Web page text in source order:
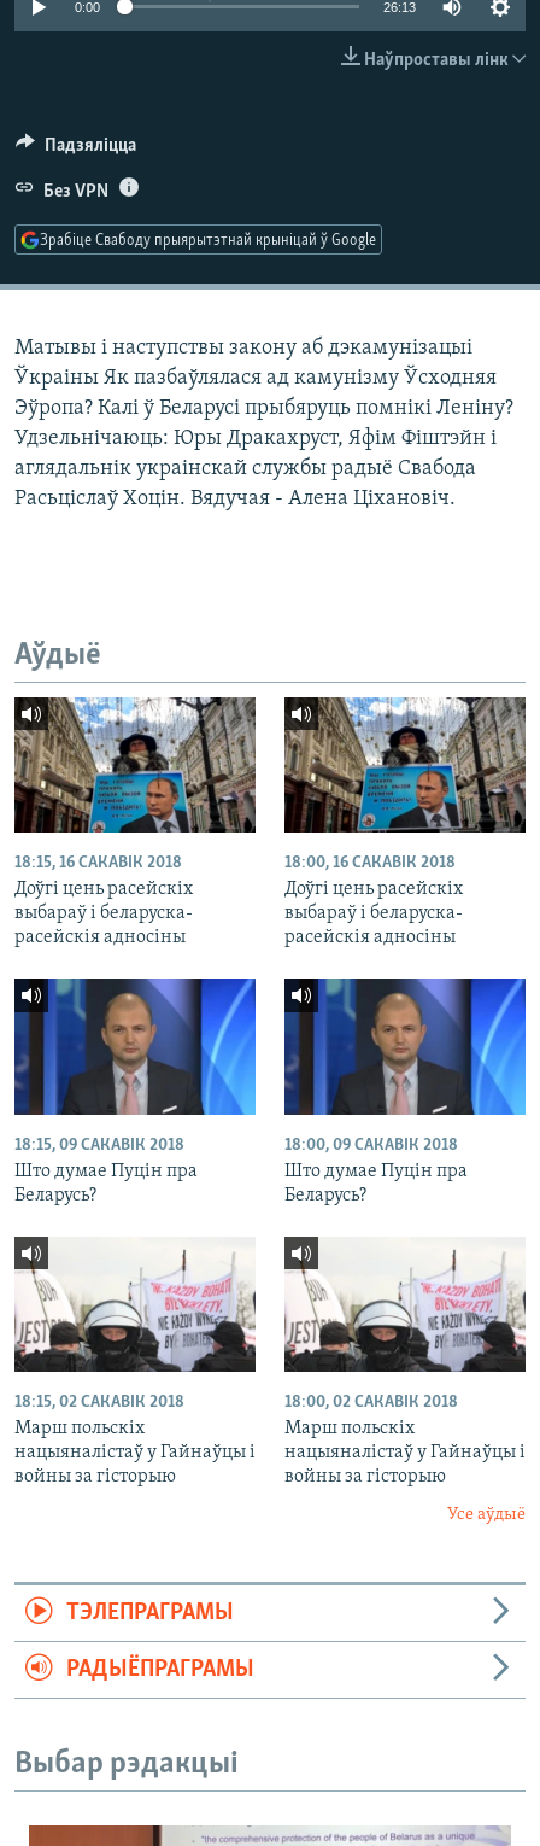
КУЛЬТУРА
МОВА0:00 26:13
Наўпроставы лінк
Падзяліцца
Без VPN
Зрабіце Свабоду прыярытэтнай крыніцай ў Google
Матывы і наступствы закону аб дэкамунізацыі
Ўкраіны Як пазбаўлялася ад камунізму Ўсходняя
Эўропа? Калі ў Беларусі прыбяруць помнікі Леніну?
Удзельнічаюць: Юры Дракахруст, Яфім Фіштэйн і
аглядальнік украінскай службы радыё Свабода
Расьціслаў Хоцін. Вядучая - Алена Ціхановіч.
Аўдыё
18:15, 16 САКАВІК 2018
Доўгі цень расейскіх
выбараў і беларуска-
расейскія адносіны
18:00, 16 САКАВІК 2018
Доўгі цень расейскіх
выбараў і беларуска-
расейскія адносіны
18:15, 09 САКАВІК 2018
Што думае Пуцін пра
Беларусь?
18:00, 09 САКАВІК 2018
Што думае Пуцін пра
Беларусь?
18:15, 02 САКАВІК 2018
Марш польскіх
нацыяналістаў у Гайнаўцы і
войны за гісторыю
18:00, 02 САКАВІК 2018
Марш польскіх
нацыяналістаў у Гайнаўцы і
войны за гісторыю
Усе аўдыё
ТЭЛЕПРАГРАМЫ
РАДЫЁПРАГРАМЫ
Выбар рэдакцыі